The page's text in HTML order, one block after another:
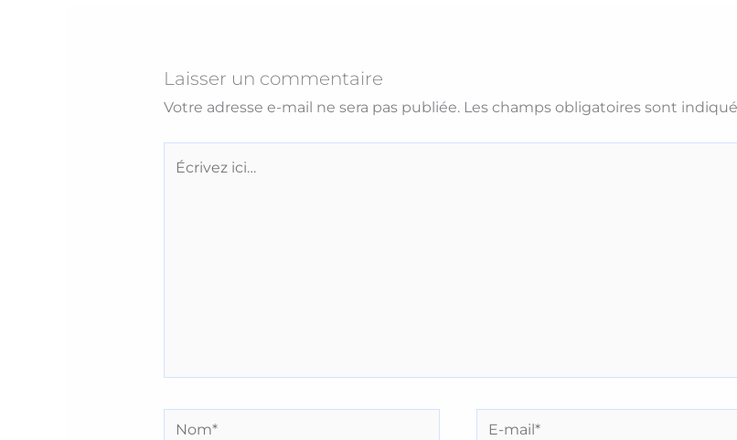
Laisser un commentaire
Votre adresse e-mail ne sera pas publiée. Les champs obligatoires sont
Nom*
E-